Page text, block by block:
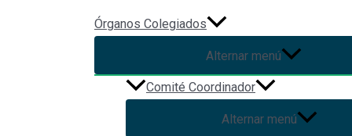
Órganos Colegiados
Alternar menú
Comité Coordinador
Alternar menú
Ley de Archivos